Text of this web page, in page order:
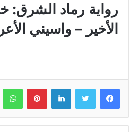
رواية رماد الشرق:
الأخير – واسيني
لينكدإن بينتيريست